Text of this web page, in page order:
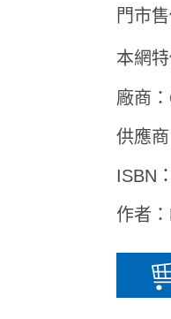
門市售
本網特
廠商
供應
ISBN
作者